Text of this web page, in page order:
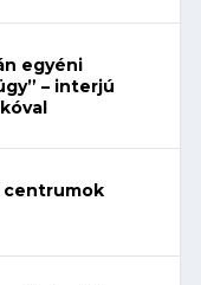
egyéni
– interjú
centrumok